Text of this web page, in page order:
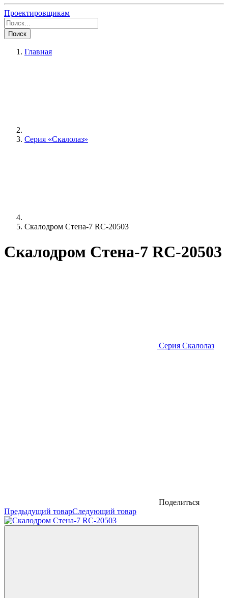
Проектировщикам
Поиск
Главная
Серия «Скалолаз»
Скалодром Стена-7 RC-20503
Скалодром Стена-7 RC-20503
Серия Скалолаз
Поделиться
Предыдущий товарСледующий товар